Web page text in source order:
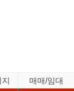
매매/임대